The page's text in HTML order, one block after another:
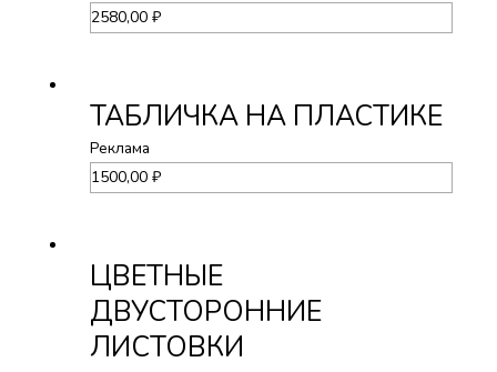
2580,00₽
ТАБЛИЧКА НА ПЛАСТИКЕ
Реклама
1500,00₽
ЦВЕТНЫЕ
ДВУСТОРОННИЕ
ЛИСТОВКИ